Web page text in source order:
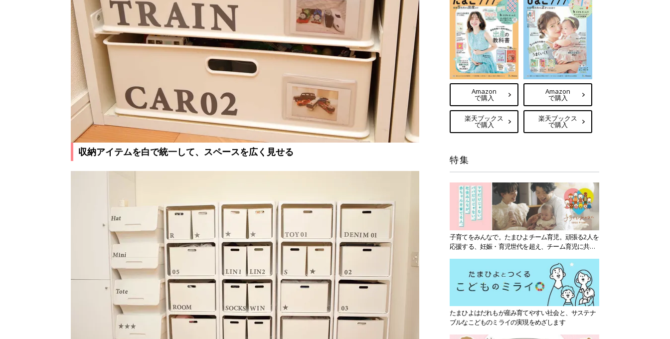
収納アイテムを白で統一して、スペースを広く見せる
Amazon
で購入
楽天ブックス
で購入
Amazon
で購入
楽天ブックス
で購入
特集
子育てをみんなで。たまひよチーム育児。頑張る2人を
応援する、妊娠・育児世代を超え、チーム育児に共感
たまひよはだれもが産み育てやすい社会と、サステナ
ブルなこどものミライの実現をめざします